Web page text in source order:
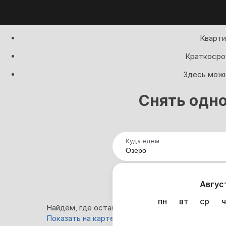
Здесь
Снять
Куда едем
пн
вт ср
Найдём, где остановиться в Озере: 0 вариантов
Показать на карте